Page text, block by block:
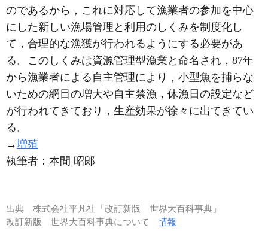
のであるから，これに対応して漁業者の参加を中心
にした新しい漁場管理と利用のしくみを制度化し
て，合理的な漁獲が行われるようにする必要があ
る。このしくみは資源管理型漁業と命名され，87年
から漁業者による自主管理により，小型魚を捕らな
いための網目の増大や自主禁漁，休漁日の設定など
が行われてきており，生産効果が徐々に出てきてい
る。
→増殖
執筆者： 本間 昭郎
出典 株式会社平凡社「改訂新版 世界大百科事典」
改訂新版 世界大百科事典について情報